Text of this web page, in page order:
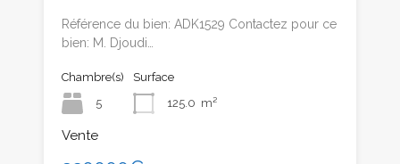
Référence du bien: ADK1529 Contactez pour ce
bien: M. Djoudi…
Chambre(s)
5
Surface
125.0 m²
Vente